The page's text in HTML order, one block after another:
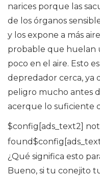
narices porque las
de los órganos
y los expone a más
probable que huelan
poco en el aire. Esto
depredador cerca, ya
peligro mucho antes
acerque lo suficiente
$config[ads_text2]
¿Qué significa esto
Bueno, si tu conejito